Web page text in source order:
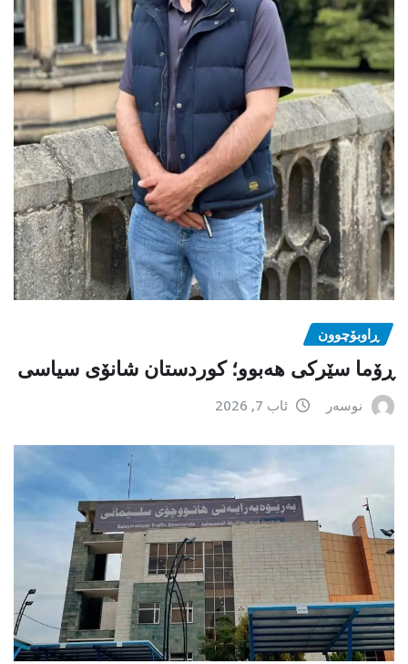
ڕاوبۆچوون
ڕۆما سێرکی هەبوو؛ کوردستان شانۆی سیاسی
نوسەر ئاب 7, 2026